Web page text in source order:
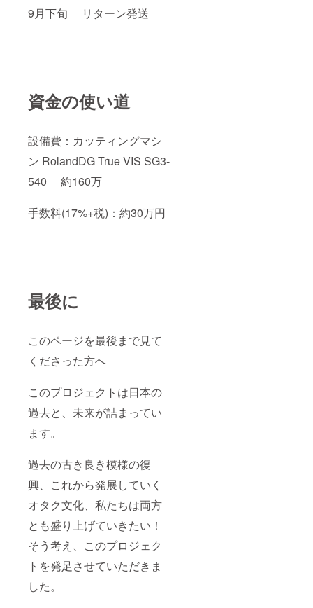
9月下旬 リターン発送
資金の使い道
設備費：カッティングマシ
ン RolandDG True VIS SG3-
540 約160万
手数料(17%+税)：約30万円
最後に
このページを最後まで見て
くださった方へ
このプロジェクトは日本の
過去と、未来が詰まってい
ます。
過去の古き良き模様の復
興、これから発展していく
オタク文化、私たちは両方
とも盛り上げていきたい！
そう考え、このプロジェク
トを発足させていただきま
した。